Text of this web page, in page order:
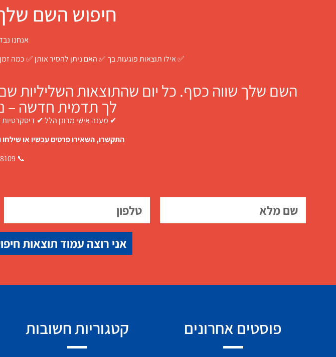
חיפוש השם
אנחנו
✅ אילו תוצאות פוגעות בך ✅ האם ניתן להסיר אותן ✅ כמה
השם שלך שווה כסף. כל יום שהתוצאות השליליות
לך תדמית חדשה –
✔ מענה אישי מרונן הלל ✔
התקשרו, השאירו פרטים עכשיו או
📞 052-2508109
אני רוצה עמוד תוצאות
פוסטים אחרונים קטגוריות חשובות